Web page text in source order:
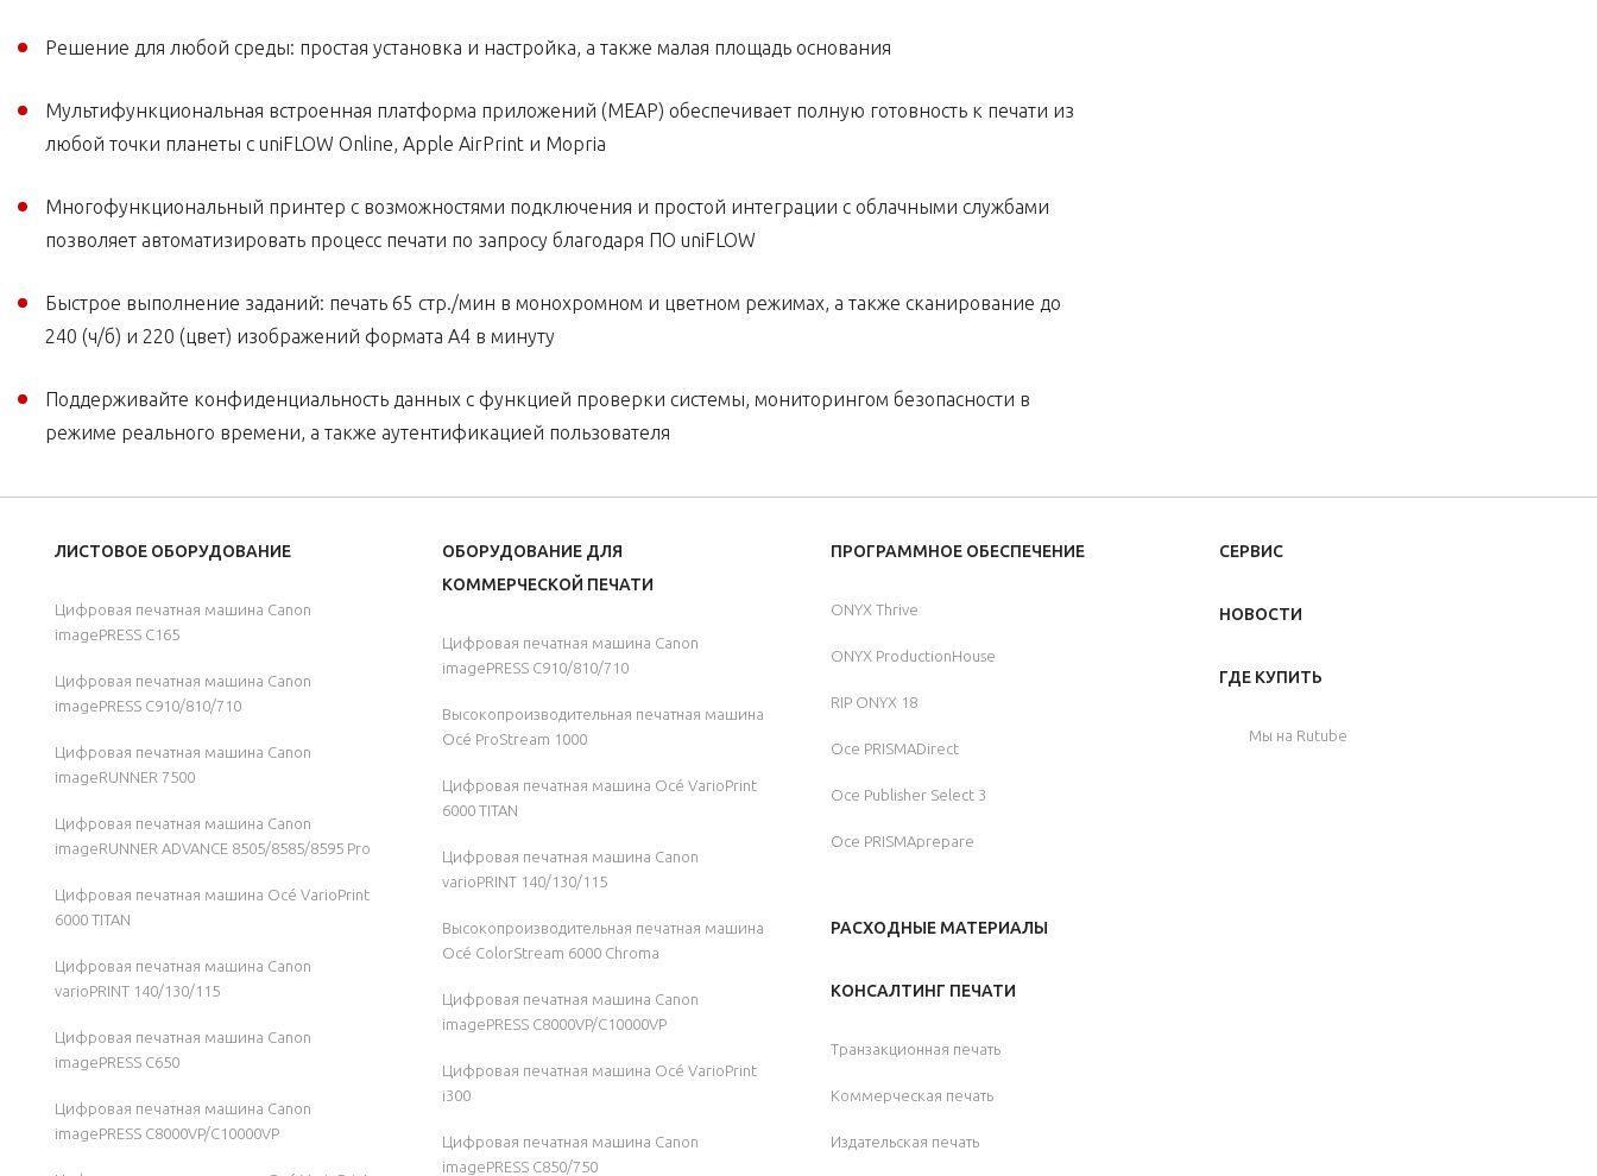
Решение для любой среды: простая установка и настройка, а также малая площадь основания
Мультифункциональная встроенная платформа приложений (MEAP) обеспечивает полную готовность к печати из
любой точки планеты с uniFLOW Online, Apple AirPrint и Mopria
Многофункциональный принтер с возможностями подключения и простой интеграции с облачными службами
позволяет автоматизировать процесс печати по запросу благодаря ПО uniFLOW
Быстрое выполнение заданий: печать 65 стр./мин в монохромном и цветном режимах, а также сканирование до
240 (ч/б) и 220 (цвет) изображений формата A4 в минуту
Поддерживайте конфиденциальность данных с функцией проверки системы, мониторингом безопасности в
режиме реального времени, а также аутентификацией пользователя
ЛИСТОВОЕ ОБОРУДОВАНИЕ
Цифровая печатная машина Canon
imagePRESS C165
Цифровая печатная машина Canon
imagePRESS C910/810/710
Цифровая печатная машина Canon
imageRUNNER 7500
Цифровая печатная машина Canon
imageRUNNER ADVANCE 8505/8585/8595 Pro
Цифровая печатная машина Océ VarioPrint
6000 TITAN
Цифровая печатная машина Canon
varioPRINT 140/130/115
Цифровая печатная машина Canon
imagePRESS C650
Цифровая печатная машина Canon
imagePRESS C8000VP/C10000VP
ОБОРУДОВАНИЕ ДЛЯ
КОММЕРЧЕСКОЙ ПЕЧАТИ
Цифровая печатная машина Canon
imagePRESS C910/810/710
Высокопроизводительная печатная машина
Océ ProStream 1000
Цифровая печатная машина Océ VarioPrint
6000 TITAN
Цифровая печатная машина Canon
varioPRINT 140/130/115
Высокопроизводительная печатная машина
Océ ColorStream 6000 Chroma
Цифровая печатная машина Canon
imagePRESS C8000VP/C10000VP
Цифровая печатная машина Océ VarioPrint
i300
Цифровая печатная машина Canon
imagePRESS C850/750
ПРОГРАММНОЕ ОБЕСПЕЧЕНИЕ
ONYX Thrive
ONYX ProductionHouse
RIP ONYX 18
Oce PRISMADirect
Oce Publisher Select 3
Oce PRISMAprepare
РАСХОДНЫЕ МАТЕРИАЛЫ
КОНСАЛТИНГ ПЕЧАТИ
Транзакционная печать
Коммерческая печать
Издательская печать
СЕРВИС
НОВОСТИ
ГДЕ КУПИТЬ
Мы на Rutube